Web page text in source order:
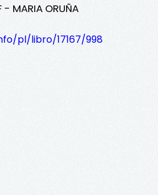
- MARIA ORUÑA
pl/libro/17167/998